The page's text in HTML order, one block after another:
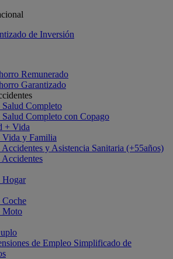
de Inversión
Remunerado
Garantizado
Salud Completo
Salud Completo con Copago
+ Vida
Vida y Familia
Accidentes y Asistencia Sanitaria (+55años)
Accidentes
Hogar
Coche
Moto
de Empleo Simplificado de